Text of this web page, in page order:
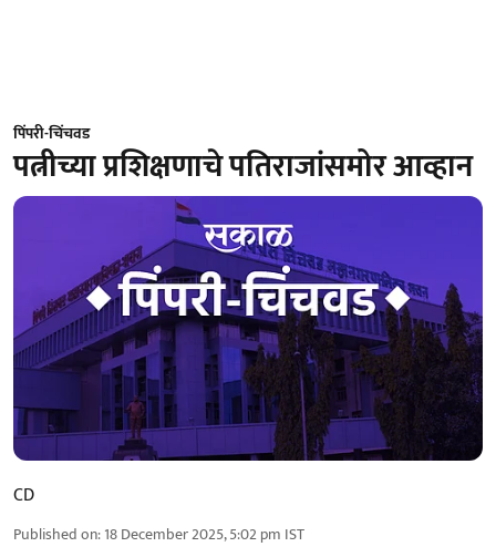
पिंपरी-चिंचवड
पत्नीच्या प्रशिक्षणाचे पतिराजांसमोर आव्हान
CD
Published on:18 December 2025, 5:02 pm IST